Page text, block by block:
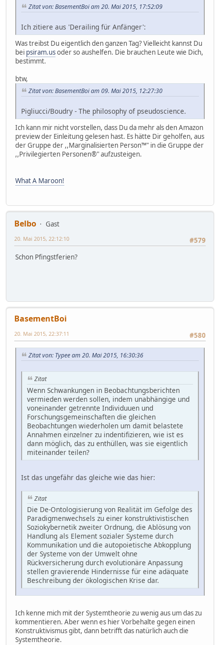
Zitat von: BasementBoi am 20. Mai 2015, 17:52:09
Ich zitiere aus 'Derailing für Anfänger':
Was treibst Du eigentlich den ganzen Tag? Vielleicht kannst Du
bei psiram.usoder so aushelfen. Die brauchen Leute wie Dich,
bestimmt.
btw,
Zitat von: BasementBoi am 09. Mai 2015, 12:27:30
Pigliucci/Boudry - The philosophy of pseudoscience.
Ich kann mir nicht vorstellen, dass Du da mehr als den Amazon
preview der Einleitung gelesen hast. Es hätte Dir geholfen, aus
der Gruppe der ,,Marginalisierten Person™" in die Gruppe der
,,Privilegierten Personen®" aufzusteigen.
What A Maroon!
Belbo
Gast
#579
20. Mai 2015, 22:12:10
Schon Pfingstferien?
BasementBoi
#580
20. Mai 2015, 22:37:11
Zitat von: Typee am 20. Mai 2015, 16:30:36
Zitat
Wenn Schwankungen in Beobachtungsberichten
vermieden werden sollen, indem unabhängige und
voneinander getrennte Individuuen und
Forschungsgemeinschaften die gleichen
Beobachtungen wiederholen um damit belastete
Annahmen einzelner zu indentifizieren, wie ist es
dann möglich, das zu enthüllen, was sie eigentlich
miteinander teilen?
Ist das ungefähr das gleiche wie das hier:
Zitat
Die De-Ontologisierung von Realität im Gefolge des
Paradigmenwechsels zu einer konstruktivistischen
Soziokybernetik zweiter Ordnung, die Ablösung von
Handlung als Element sozialer Systeme durch
Kommunikation und die autopoietische Abkopplung
der Systeme von der Umwelt ohne
Rückversicherung durch evolutionäre Anpassung
stellen gravierende Hindernisse für eine adäquate
Beschreibung der ökologischen Krise dar.
Ich kenne mich mit der Systemtheorie zu wenig aus um das zu
kommentieren. Aber wenn es hier Vorbehalte gegen einen
Konstruktivismus gibt, dann betrifft das natürlich auch die
Systemtheorie.